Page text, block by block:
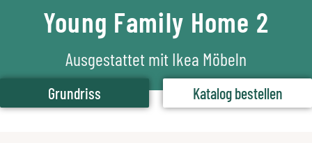
Young Family Home 2
Ausgestattet mit Ikea Möbeln
Grundriss Katalog bestellen